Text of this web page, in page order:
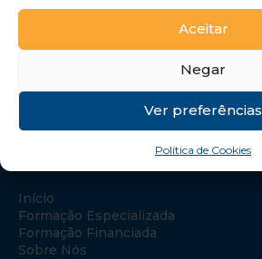
Aceitar
Negar
Ver preferências
Política de Cookies
Início
Formação Especializada
Formação Financiada
Sobre Nós